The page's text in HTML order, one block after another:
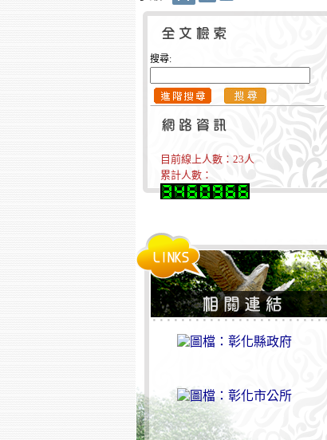
搜尋:
目前線上人數： 23人
累計人數：